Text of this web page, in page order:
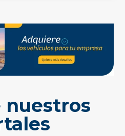
nuestros